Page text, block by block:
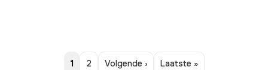
1 2 Volgende › Laatste »